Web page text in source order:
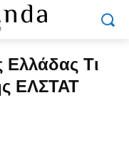
Ελλάδας Τι
ΕΛΣΤΑΤ